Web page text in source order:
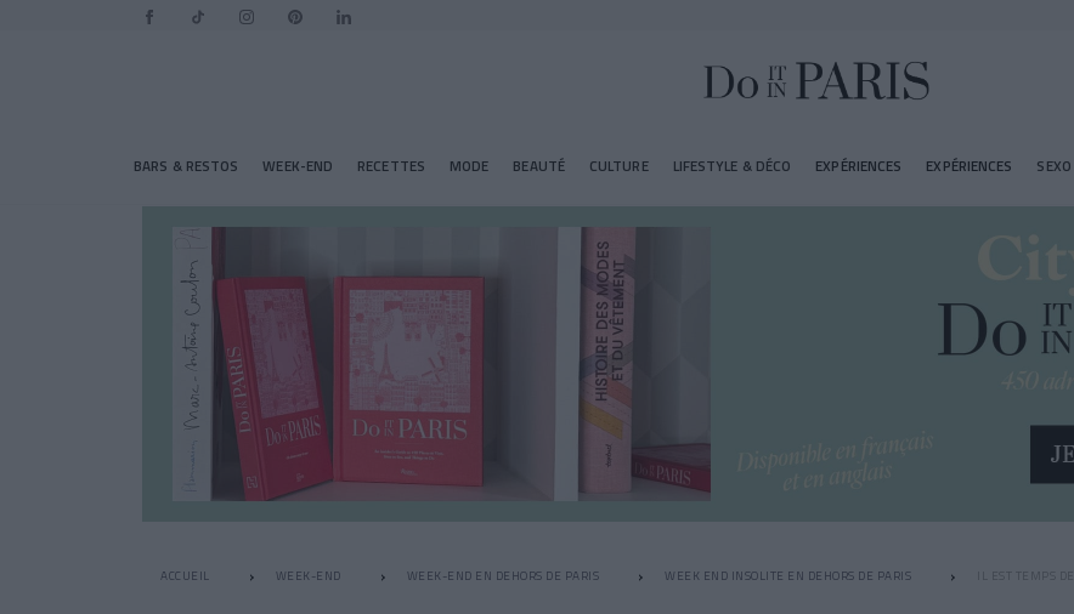
BARS & RESTOS WEEK-END RECETTES MODE BEAUTÉ CULTURE LIFESTYLE & DÉCO EXPÉRIENCES EXPÉRIENCES SEXO
ACCUEIL WEEK-END WEEK-END EN DEHORS DE PARIS WEEK END INSOLITE EN DEHORS DE PARIS IL EST TEMPS